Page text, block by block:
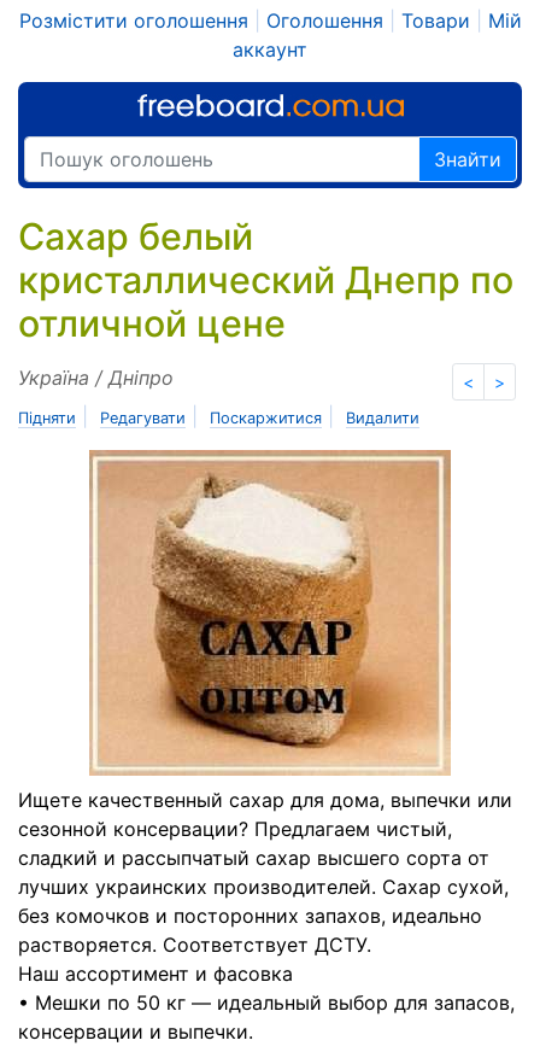
Розмістити оголошення Оголошення Товари
Мій
аккаунт
Знайти
Сахар белый
кристаллический Днепр по
отличной цене
< >
Україна / Дніпро
Підняти Редагувати Поскаржитися Видалити
Ищете качественный сахар для дома, выпечки или
сезонной консервации? Предлагаем чистый,
сладкий и рассыпчатый сахар высшего сорта от
лучших украинских производителей. Сахар сухой,
без комочков и посторонних запахов, идеально
растворяется. Соответствует ДСТУ.
Наш ассортимент и фасовка
• Мешки по 50 кг — идеальный выбор для запасов,
консервации и выпечки.